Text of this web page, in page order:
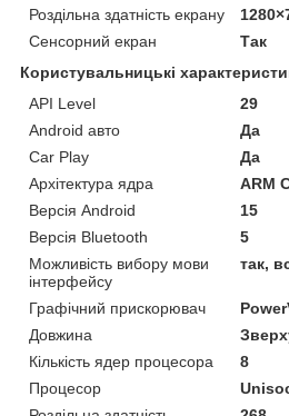
Роздільна здатність екрану
Сенсорний екран
Так
Користувальницькі
API Level
29
Android авто
Да
Car Play
Да
Архітектура ядра
ARM
Версія Android
15
Версія Bluetooth
5
Можливість вибору мови
інтерфейсу
так,
Графічний прискорювач
Довжина
Кількість ядер процесора
8
Процесор